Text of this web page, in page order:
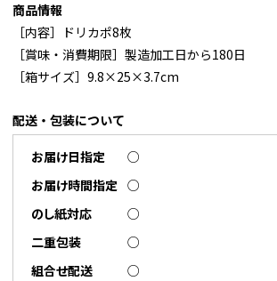
商品情報
［内容］ドリカポ8枚
［賞味・消費期限］製造加工日から180日
［箱サイズ］9.8×25×3.7cm
配送・包装について
お届け日指定
○
お届け時間指定 ○
のし紙対応
○
二重包装
○
組合せ配送
○